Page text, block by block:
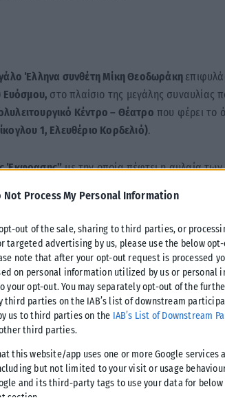
Not Process My Personal Information
out of the sale, sharing to third parties, or
targeted advertising by us, please use the below
note that after your opt-out request is processed
on personal information utilized by us or
your opt-out. You may separately opt-out of the
third parties on the IAB’s list of downstream
us to third parties on the IAB’s List of Downstream
third parties.
this website/app uses one or more Google services
but not limited to your visit or usage
and its third-party tags to use your data for
Έλληνα συνθέτη Μίκη Θεοδωράκη
Ευόσμου, στο πλαίσιο της μεγάλης συναυλίας
Κέντρο – Θέατρο που φέρει το
1, Ελευθέριο Κορδελιό).
Έκφρασης”με την οποία πέφτει η αυλαία των
για τη φετινή περίοδο,
μουσικοσυνθέτη, σε μια παράσταση που
στοιχεία.
μπορούν να προσφέρουν προαιρετικά
Δραστηριοτήτων
από τους: